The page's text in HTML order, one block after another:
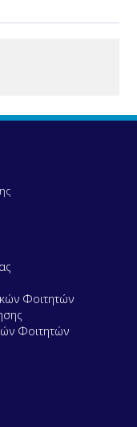
Φοιτητών
Φοιτητών